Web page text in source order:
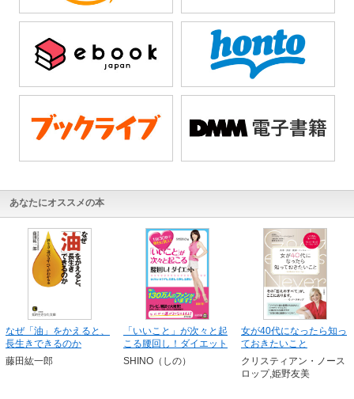
あなたにオススメの本
なぜ「油」をかえると、
長生きできるのか
藤田紘一郎
「いいこと」が次々と起
こる腰回し！ダイエット
SHINO（しの）
女が40代になったら知っ
ておきたいこと
クリスティアン・ノース
ロップ,姫野友美